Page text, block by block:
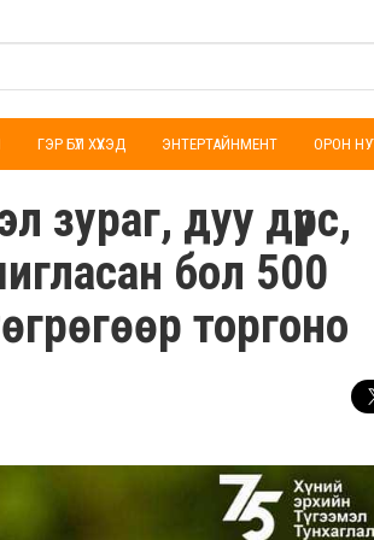
ГЭР БҮЛ ХҮҮХЭД ЭНТЕРТАЙНМЕНТ ОРОН
зураг, дуу дүрс,
бол 500
торгоно